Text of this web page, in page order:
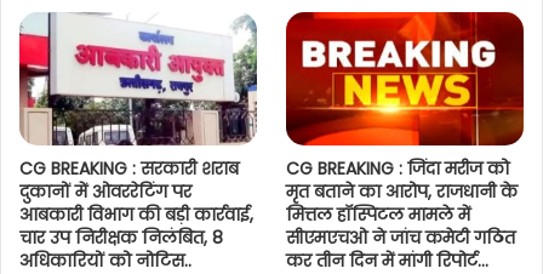
CG BREAKING : सरकारी शराब
दुकानों में ओवररेटिंग पर
आबकारी विभाग की बड़ी कार्रवाई,
चार उप निरीक्षक निलंबित, 8
अधिकारियों को नोटिस..
CG BREAKING : जिंदा मरीज को
मृत बताने का आरोप, राजधानी के
मित्तल हॉस्पिटल मामले में
सीएमएचओ ने जांच कमेटी गठित
कर तीन दिन में मांगी रिपोर्ट…